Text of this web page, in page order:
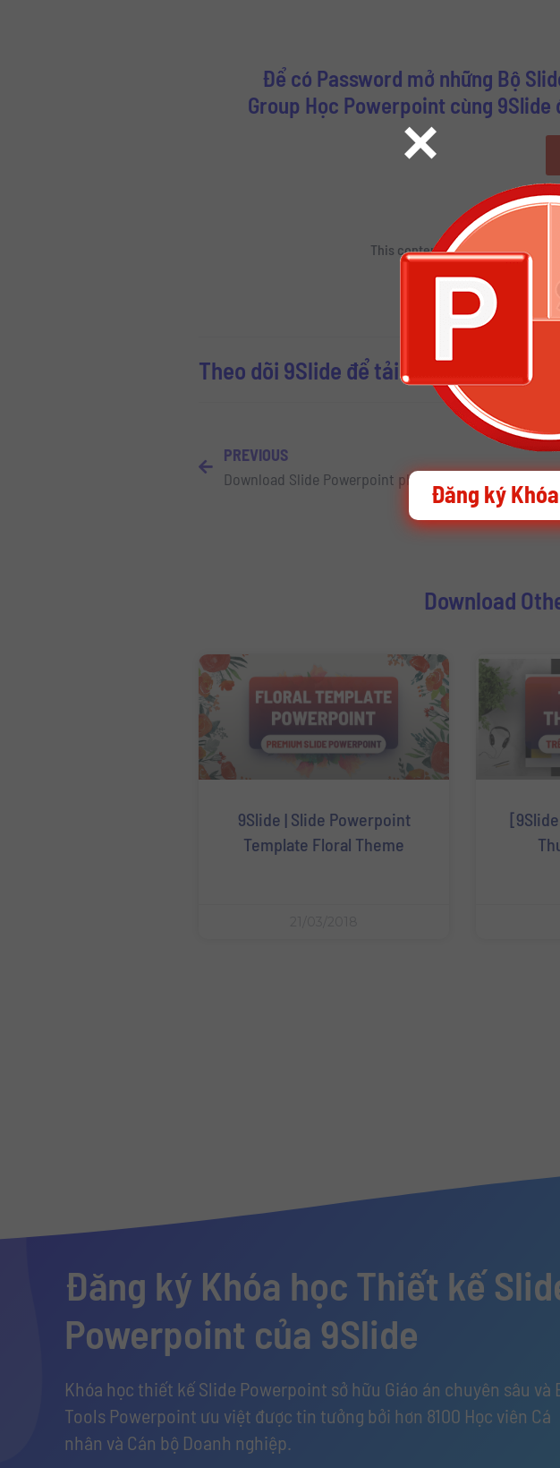
Để có Password mở những Bộ
Group Học Powerpoint cùng
This content is password
Password:
Theo dõi 9Slide để tải thêm nhiều
PREVIOUS
Download
9Slide | Slide Powerpoint
Template Floral Theme
Đăng ký Khóa học Thiết kế
Powerpoint của 9Slide
Khóa học thiết kế Slide Powerpoint sở hữu Giáo án chuyên sâu và
Tools Powerpoint ưu việt được tin tưởng bởi hơn 8100 Học viên Cá
nhân và Cán bộ Doanh nghiệp.
×
Đăng ký